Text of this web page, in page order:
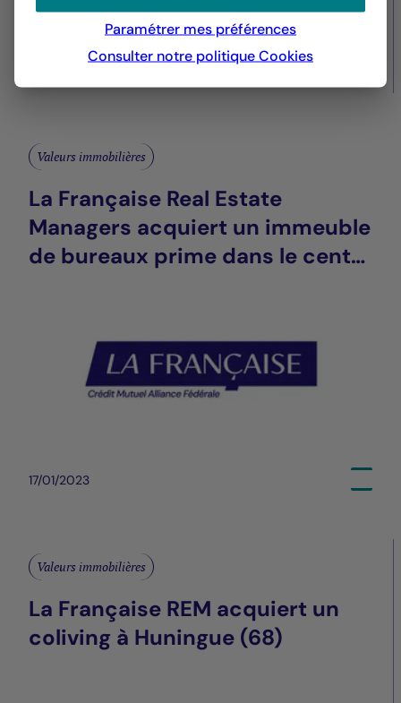
Valeurs immobilières
La Française Real Estate
Managers acquiert un immeuble
de bureaux prime dans le centre
17/01/2023
Valeurs immobilières
La Française REM acquiert un
coliving à Huningue (68)
Paramétrer mes préférences
Consulter notre politiqueCookies